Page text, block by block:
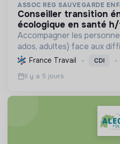
ASSOC REG SAUVEGARDE
conseiller transition énergétique et
écologique en santé
Accompagner les
ados, adultes) face aux
des pratiques écologiques
structures.
France Travail CDI
Il y a 5 jours